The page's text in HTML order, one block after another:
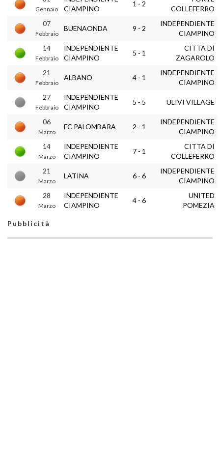
Gennaio
CIAMPINO
1 - 2
COLLEFERRO
07
Febbraio
BUENAONDA 9 - 2
INDEPENDIENTE
CIAMPINO
14
Febbraio
INDEPENDIENTE
CIAMPINO
5 - 1
CITTA DI
ZAGAROLO
21
Febbraio
ALBANO 4 - 1
INDEPENDIENTE
CIAMPINO
27
Febbraio
INDEPENDIENTE
CIAMPINO
5 - 5 ULIVI VILLAGE
06
Marzo
FC PALOMBARA 2 - 1
INDEPENDIENTE
CIAMPINO
14
Marzo
INDEPENDIENTE
CIAMPINO
7 - 1
CITTA DI
COLLEFERRO
21
Marzo
LATINA 6 - 6
INDEPENDIENTE
CIAMPINO
28
Marzo
INDEPENDIENTE
CIAMPINO
4 - 6
UNITED
POMEZIA
Pubblicità